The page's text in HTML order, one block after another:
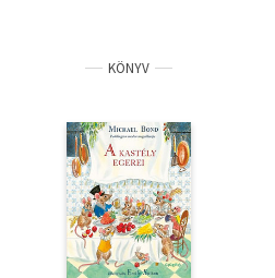
Szótár, nyelvkönyv
Társadalomtudomány
Természettudomány
Történelem
KÖNYV